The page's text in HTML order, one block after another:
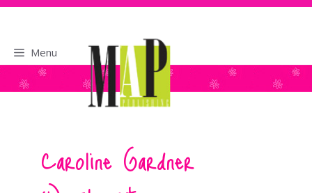
naar
Menu
Caroline Gardner